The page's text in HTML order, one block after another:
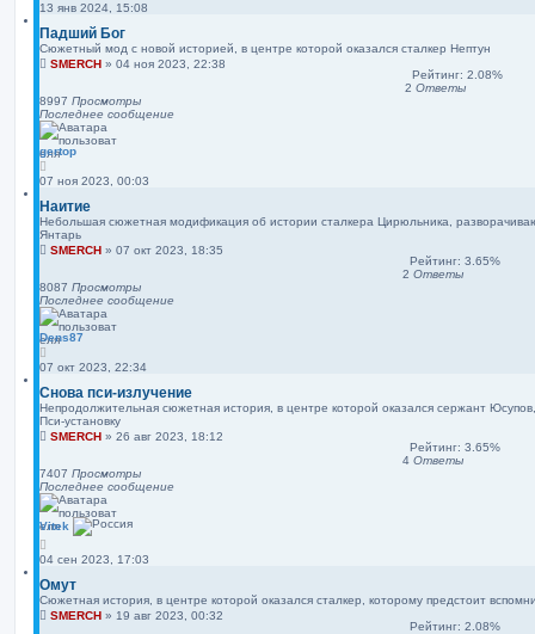
13 янв 2024, 15:08
Падший Бог
Сюжетный мод с новой историей, в центре которой оказался сталкер Нептун
SMERCH » 04 ноя 2023, 22:38
Рейтинг: 2.08%
2 Ответы
8997 Просмотры
Последнее сообщение
gertop
07 ноя 2023, 00:03
Наитие
Небольшая сюжетная модификация об истории сталкера Цирюльника,
Янтарь
SMERCH » 07 окт 2023, 18:35
Рейтинг: 3.65%
2 Ответы
8087 Просмотры
Последнее сообщение
Dens87
07 окт 2023, 22:34
Снова пси-излучение
Непродолжительная сюжетная история, в центре которой оказался сержант
Пси-установку
SMERCH » 26 авг 2023, 18:12
Рейтинг: 3.65%
4 Ответы
7407 Просмотры
Последнее сообщение
Vitek
04 сен 2023, 17:03
Омут
Сюжетная история, в центре которой оказался сталкер, которому предстоит
SMERCH » 19 авг 2023, 00:32
Рейтинг: 2.08%